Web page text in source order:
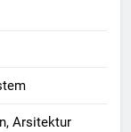
Arsitektur